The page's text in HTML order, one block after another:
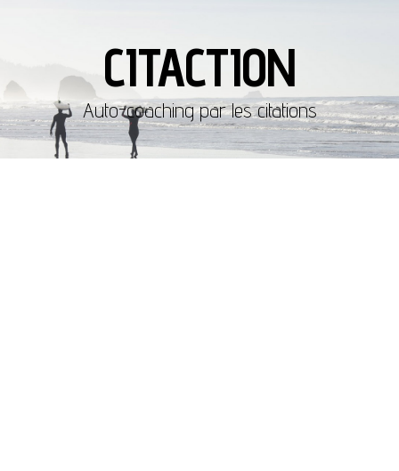
CITACTION
Auto-coaching par les citations